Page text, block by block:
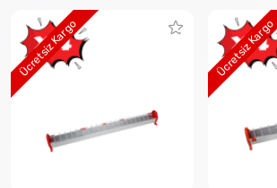
Ücretsiz Kargo Ücretsiz Kargo